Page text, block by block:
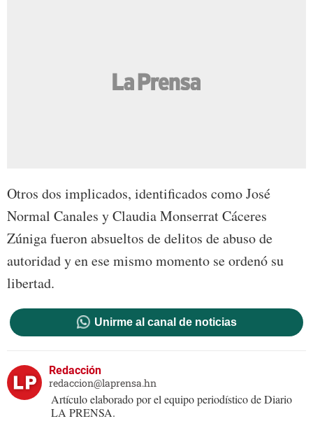
Otros dos implicados, identificados como José
Normal Canales y Claudia Monserrat Cáceres
Zúniga fueron absueltos de delitos de abuso de
autoridad y en ese mismo momento se ordenó su
libertad.
Unirme al canal de noticias
Redacción
redaccion@laprensa.hn
Artículo elaborado por el equipo periodístico de Diario
LA PRENSA.